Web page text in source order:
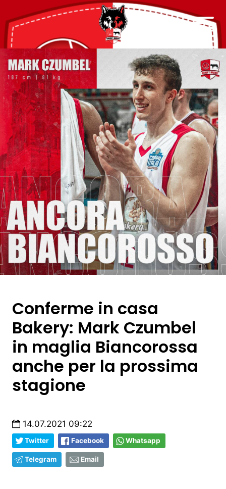
Conferme in casa
Bakery: Mark Czumbel
in maglia Biancorossa
anche per la prossima
stagione
14.07.2021 09:22
Twitter Facebook Whatsapp
Telegram Email